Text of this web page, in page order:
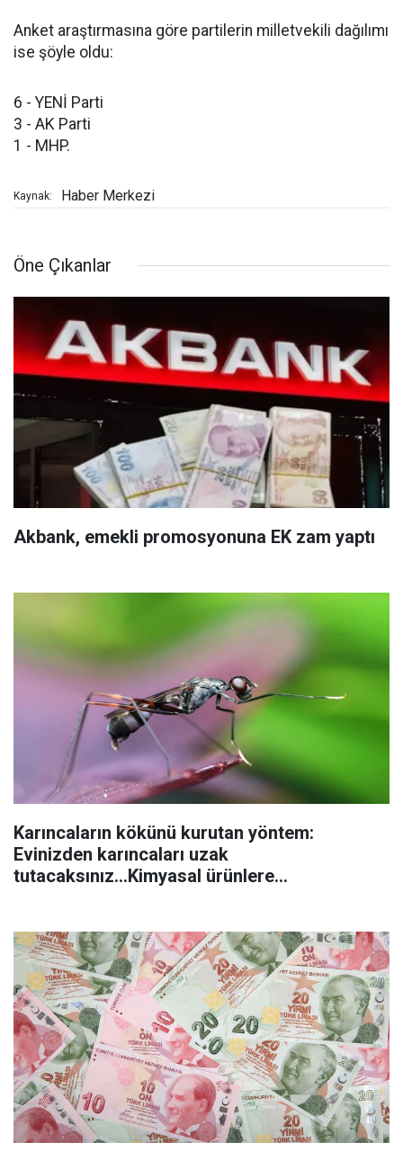
Anket araştırmasına göre partilerin milletvekili dağılımı
ise şöyle oldu:
6 - YENİ Parti
3 - AK Parti
1 - MHP.
Kaynak: Haber Merkezi
Öne Çıkanlar
Akbank, emekli promosyonuna EK zam yaptı
Karıncaların kökünü kurutan yöntem:
Evinizden karıncaları uzak
tutacaksınız...Kimyasal ürünlere